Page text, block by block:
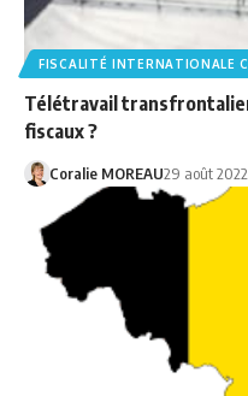
FISCALITÉ INTERNATIONALE
Télétravail
fiscaux ?
Coralie MOREAU29 août 2022